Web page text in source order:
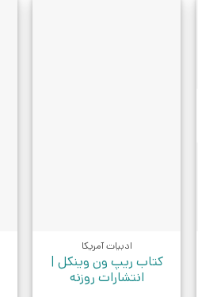
ادبیات آمریکا
کتاب ریپ ون وینکل |
انتشارات روزنه